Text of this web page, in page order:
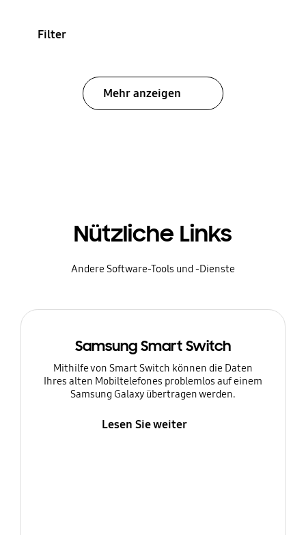
Filter
Mehr anzeigen
Nützliche Links
Andere Software-Tools und -Dienste
Samsung Smart Switch
Mithilfe von Smart Switch können die Daten
Ihres alten Mobiltelefones problemlos auf einem
Samsung Galaxy übertragen werden.
Lesen Sie weiter